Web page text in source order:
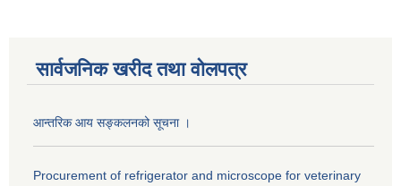
सार्वजनिक खरीद तथा वाेलपत्र
आन्तरिक आय सङ्कलनको सूचना ।
Procurement of refrigerator and microscope for veterinary